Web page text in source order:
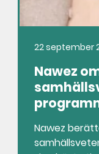
22 september
Nawez
Nawez